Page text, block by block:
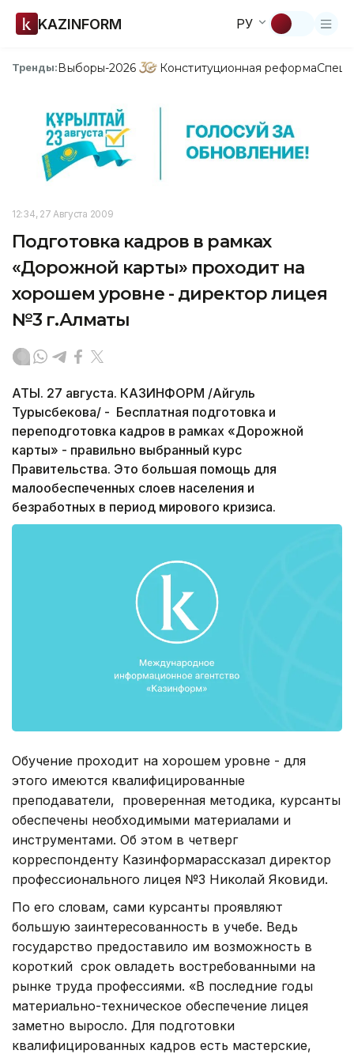
KAZINFORM РУ
Тренды:Выборы-2026 Конституционная реформа
12:34, 27 Августа 2009
Подготовка кадров в рамках
«Дорожной карты» проходит на
хорошем уровне - директор лицея
№3 г.Алматы
АТЫ. 27 августа. КАЗИНФОРМ /Айгуль
Турысбекова/ - Бесплатная подготовка и
переподготовка кадров в рамках «Дорожной
карты» - правильно выбранный курс
Правительства. Это большая помощь для
малообеспеченных слоев населения и
безработных в период мирового кризиса.
Обучение проходит на хорошем уровне - для
этого имеются квалифицированные
преподаватели, проверенная методика, курсанты
обеспечены необходимыми материалами и
инструментами. Об этом в четверг
корреспонденту Казинформарассказал директор
профессионального лицея №3 Николай Яковиди.
По его словам, сами курсанты проявляют
большую заинтересованность в учебе. Ведь
государство предоставило им возможность в
короткий срок овладеть востребованными на
рынке труда профессиями. «В последние годы
материально-техническое обеспечение лицея
заметно выросло. Для подготовки
квалифицированных кадров есть мастерские,